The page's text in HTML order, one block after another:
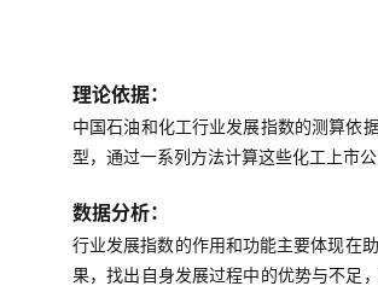
理论依据：
中国石油和化工行业发展指数的测算依
型，通过一系列方法计算这些化工上市
数据分析：
行业发展指数的作用和功能主要体现在
果，找出自身发展过程中的优势与不足